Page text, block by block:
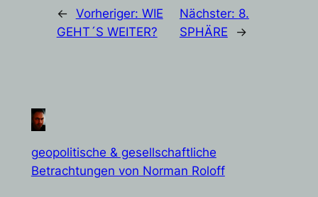
← Vorheriger: WIE
GEHT´S WEITER?
Nächster: 8.
SPHÄRE
→
geopolitische & gesellschaftliche
Betrachtungen von Norman Roloff